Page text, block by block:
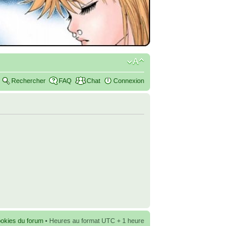
Rechercher FAQ Chat Connexion
du forum • Heures au format UTC + 1 heure